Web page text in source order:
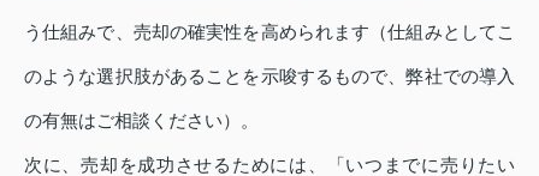
う仕組みで、売却の確実性を高められます（仕組みとしてこ
のような選択肢があることを示唆するもので、弊社での導入
の有無はご相談ください）。
次に、売却を成功させるためには、「いつまでに売りたい